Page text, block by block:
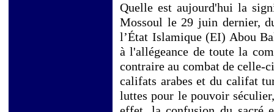
Quelle est aujourd'hui la
Mossoul le 29 juin dernier,
l’État Islamique (EI) Abou
à l'allégeance de toute la
contraire au combat de celle-
califats arabes et du califat
luttes pour le pouvoir